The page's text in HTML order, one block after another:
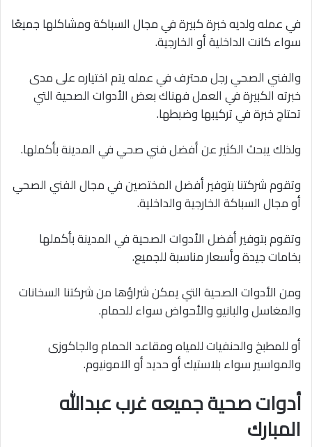
في عمله ولديه خبرة كبيرة في مجال السباكة ومشاكلها جميعًا
سواء كانت الداخلية أو الخارجية.
والفني الصحي رجل محترف في عمله يتم اختياره على مدى
خبرته الكبيرة في العمل فهناك بعض الأدوات الصحية التي
تحتاج خبرة في تركيبها وضبطها.
ولذلك يبحث الكثير عن أفضل فني صحي في المدينة بأكملها.
وتقوم شركتنا بتوفير أفضل المختصين في مجال الفني الصحي
أو مجال السباكة الخارجية والداخلية.
وتقوم بتوفير أفضل الأدوات الصحية في المدينة بأكملها
بخامات جيدة وأسعار مناسبة للجميع.
ومن الأدوات الصحية التي يمكن شراؤها من شركتنا السخانات
والمغاسل والبانيو والأحواض سواء للحمام.
أو للمطبخ والحنفيات للمياه ومقاعد الحمام والجاكوزى
والمواسير سواء بلاستيك أو حديد أو الامونيوم.
أدوات صحية جميعه غرب عبدالله
المبارك